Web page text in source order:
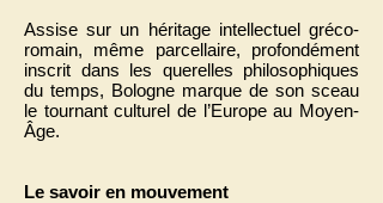
Assise sur un héritage intellectuel gréco-
romain, même parcellaire, profondément
inscrit dans les querelles philosophiques
du temps, Bologne marque de son sceau
le tournant culturel de l’Europe au Moyen-
Âge.
Le savoir en mouvement